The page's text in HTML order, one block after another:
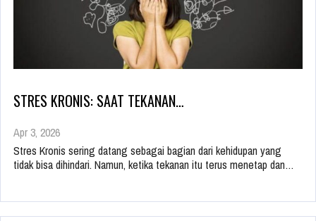
STRES KRONIS: SAAT TEKANAN…
Apr 3, 2026
Stres Kronis sering datang sebagai bagian dari kehidupan yang
tidak bisa dihindari. Namun, ketika tekanan itu terus menetap dan…